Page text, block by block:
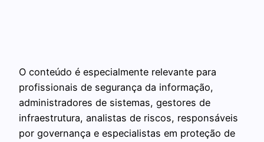
O conteúdo é especialmente relevante para
profissionais de segurança da informação,
administradores de sistemas, gestores de
infraestrutura, analistas de riscos, responsáveis
por governança e especialistas em proteção de